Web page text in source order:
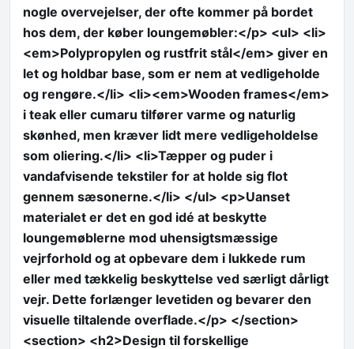
nogle overvejelser, der ofte kommer på bordet
hos dem, der køber loungemøbler:</p> <ul> <li>
<em>Polypropylen og rustfrit stål</em> giver en
let og holdbar base, som er nem at vedligeholde
og rengøre.</li> <li><em>Wooden frames</em>
i teak eller cumaru tilfører varme og naturlig
skønhed, men kræver lidt mere vedligeholdelse
som oliering.</li> <li>Tæpper og puder i
vandafvisende tekstiler for at holde sig flot
gennem sæsonerne.</li> </ul> <p>Uanset
materialet er det en god idé at beskytte
loungemøblerne mod uhensigtsmæssige
vejrforhold og at opbevare dem i lukkede rum
eller med tækkelig beskyttelse ved særligt dårligt
vejr. Dette forlænger levetiden og bevarer den
visuelle tiltalende overflade.</p> </section>
<section> <h2>Design til forskellige